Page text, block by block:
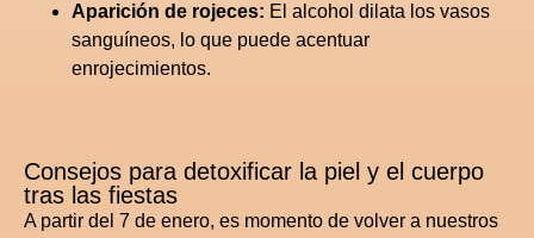
Aparición de rojeces: El alcohol dilata los vasos
sanguíneos, lo que puede acentuar
enrojecimientos.
Consejos para detoxificar la piel y el cuerpo
tras las fiestas
A partir del 7 de enero, es momento de volver a nuestros